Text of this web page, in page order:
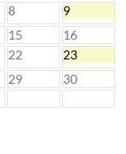
8
9
15
16
22
23
29
30